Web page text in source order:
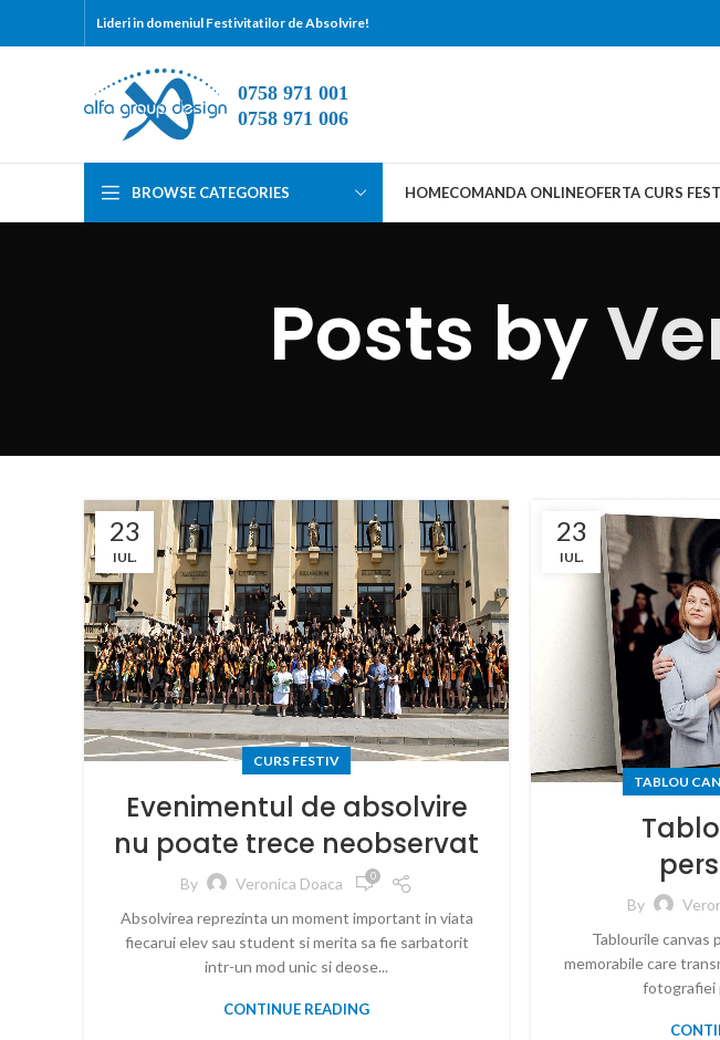
Lideri in domeniul Festivitatilor de Absolvire!
BROWSE CATEGORIES HOMECOMANDA ONLINEOFERTA CURS
Posts by
23
IUL.
CURS FESTIV
Evenimentul de absolvire
nu poate trece neobservat
By Veronica Doaca 0
Absolvirea reprezinta un moment important in viata
fiecarui elev sau student si merita sa fie sarbatorit
intr-un mod unic si deose...
CONTINUE READING
23
IUL.
TABLOU
By
Tablourile canvas
memorabile care
fotografiei